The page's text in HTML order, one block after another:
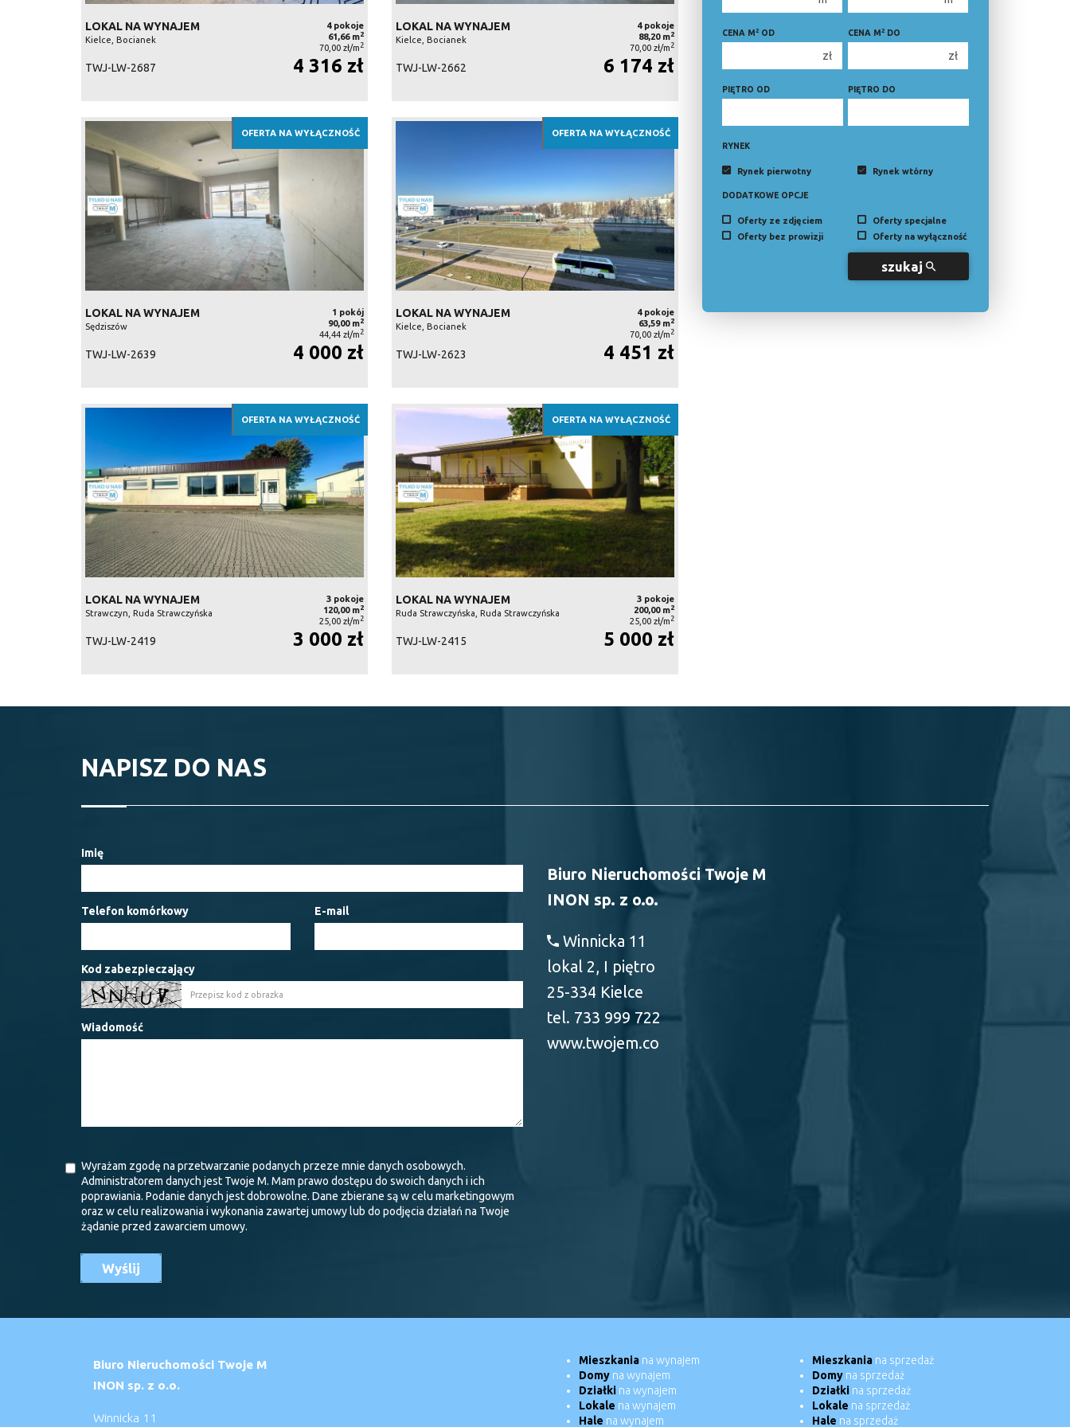
LOKAL NA WYNAJEM
Kielce, Bocianek
4 pokoje
61,66 m2
70,00 zł/m 2
TWJ-LW-2687 4 316 zł
LOKAL NA WYNAJEM
Kielce, Bocianek
4 pokoje
88,20 m2
70,00 zł/m 2
TWJ-LW-2662 6 174 zł
OFERTA NA WYŁĄCZNOŚĆ
LOKAL NA WYNAJEM
Sędziszów
1 pokój
90,00 m2
44,44 zł/m 2
TWJ-LW-2639 4 000 zł
OFERTA NA WYŁĄCZNOŚĆ
LOKAL NA WYNAJEM
Kielce, Bocianek
4 pokoje
63,59 m2
70,00 zł/m 2
TWJ-LW-2623 4 451 zł
OFERTA NA WYŁĄCZNOŚĆ
LOKAL NA WYNAJEM
Strawczyn, Ruda Strawczyńska
3 pokoje
120,00 m2
25,00 zł/m 2
TWJ-LW-2419 3 000 zł
OFERTA NA WYŁĄCZNOŚĆ
LOKAL NA WYNAJEM
Ruda Strawczyńska, Ruda Strawczyńska
3 pokoje
200,00 m2
25,00 zł/m 2
TWJ-LW-2415 5 000 zł
4 4
6
CENA M2OD
zł
CENA M2DO
zł
PIĘTRO OD PIĘTRO DO
RYNEK
Rynek pierwotny Rynek wtórny
DODATKOWE OPCJE
Oferty ze zdjęciem
Oferty specjalne
Oferty bez prowizji
Oferty na wyłączność
szukaj
NAPISZ DO NAS
Imię
Telefon komórkowy E-mail
Kod zabezpieczający
Wiadomość
Wyrażam zgodę na przetwarzanie podanych przeze mnie danych osobowych.
Administratorem danych jest Twoje M. Mam prawo dostępu do swoich danych i ich
poprawiania. Podanie danych jest dobrowolne. Dane zbierane są w celu marketingowym
oraz w celu realizowania i wykonania zawartej umowy lub do podjęcia działań na Twoje
żądanie przed zawarciem umowy.
Biuro Nieruchomości Twoje M
INON sp. z o.o.
Winnicka 11
lokal 2, I piętro
25-334 Kielce
tel. 733 999 722
www.twojem.co
Biuro Nieruchomości Twoje M
INON sp. z o.o.
Winnicka 11
Mieszkania na wynajem
Domy na wynajem
Działki na wynajem
Lokale na wynajem
Hale na wynajem
Mieszkaniana sprzedaż
Domyna sprzedaż
Działkina sprzedaż
Lokale na sprzedaż
Hale na sprzedaż